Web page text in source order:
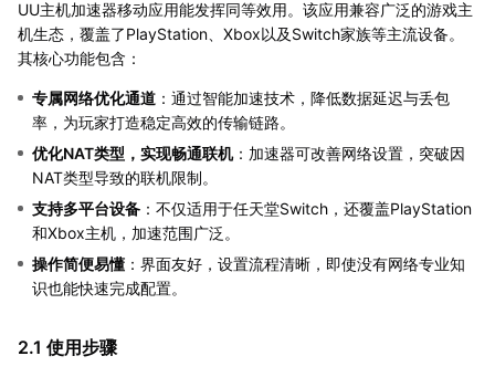
UU主机加速器移动应用能发挥同等效用。该应用兼容广泛的游戏主
机生态，覆盖了PlayStation、Xbox以及Switch家族等主流设备。
其核心功能包含：
专属网络优化通道 ：通过智能加速技术，降低数据延迟与丢包
率，为玩家打造稳定高效的传输链路。
优化NAT类型，实现畅通联机：加速器可改善网络设置，突破因
NAT类型导致的联机限制。
支持多平台设备 ：不仅适用于任天堂Switch，还覆盖PlayStation
和Xbox主机，加速范围广泛。
操作简便易懂 ：界面友好，设置流程清晰，即使没有网络专业知
识也能快速完成配置。
2.1 使用步骤